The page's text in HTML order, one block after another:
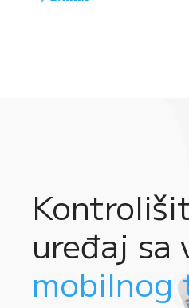
uređaj sa
mobilnog